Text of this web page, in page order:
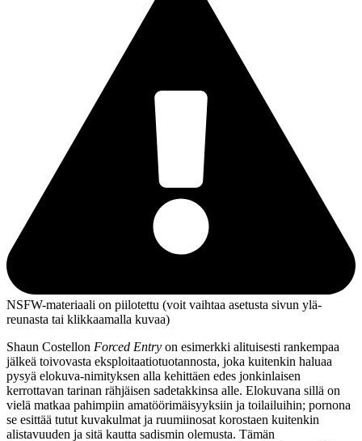
NSFW-materiaali on piilotettu (voit vaihtaa asetusta sivun ylä­
reunasta tai klikkaamalla kuvaa)
Shaun Costellon Forced Entry on esimerkki alituisesti rankempaa
jälkeä toivovasta eksploitaatiotuotannosta, joka kuitenkin haluaa
pysyä elokuva-nimityksen alla kehittäen edes jonkinlaisen
kerrottavan tarinan rähjäisen sadetakkinsa alle. Elokuvana sillä on
vielä matkaa pahimpiin amatöörimäisyyksiin ja toilailuihin; pornona
se esittää tutut kuvakulmat ja ruumiinosat korostaen kuitenkin
alistavuuden ja sitä kautta sadismin olemusta. Tämän